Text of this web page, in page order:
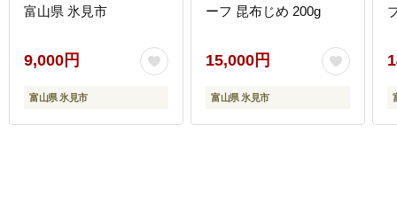
富山県 氷見市
9,000円
富山県 氷見市
ーフ 昆布じめ 200g
15,000円
富山県 氷見市